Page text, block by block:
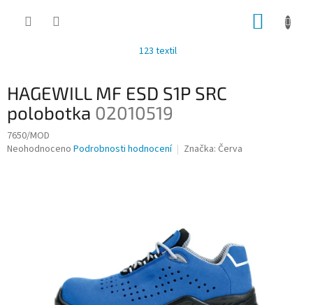
123 textil
HAGEWILL MF ESD S1P SRC
polobotka 02010519
7650/MOD
Průměrné
Neohodnoceno Podrobnosti hodnocení Značka: Červa